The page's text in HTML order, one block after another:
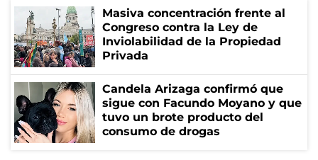
Masiva concentración frente al
Congreso contra la Ley de
Inviolabilidad de la Propiedad
Privada
Candela Arizaga confirmó que
sigue con Facundo Moyano y que
tuvo un brote producto del
consumo de drogas